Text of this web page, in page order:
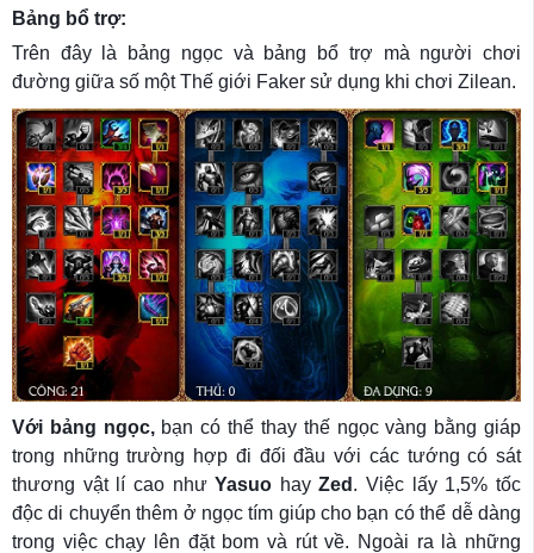
Bảng bổ trợ:
Trên đây là bảng ngọc và bảng bổ trợ mà người chơi
đường giữa số một Thế giới Faker sử dụng khi chơi Zilean.
Với bảng ngọc,bạn có thể thay thế ngọc vàng bằng giáp
trong những trường hợp đi đối đầu với các tướng có sát
thương vật lí cao nhưYasuo hayZed . Việc lấy 1,5% tốc
độc di chuyển thêm ở ngọc tím giúp cho bạn có thể dễ dàng
trong việc chạy lên đặt bom và rút về. Ngoài ra là những